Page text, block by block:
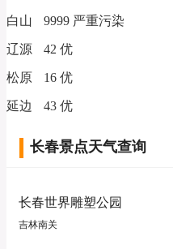
白山 9999 严重污染
辽源 42 优
松原 16 优
延边 43 优
长春景点天气查询
长春世界雕塑公园
吉林南关